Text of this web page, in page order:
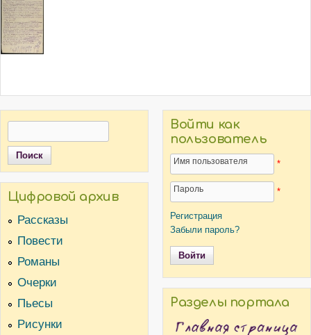
Форма поиска
Цифровой архив
Рассказы
Повести
Романы
Очерки
Пьесы
Рисунки
Войти как
пользователь
Имя пользователя *
Пароль *
Регистрация
Забыли пароль?
Разделы портала